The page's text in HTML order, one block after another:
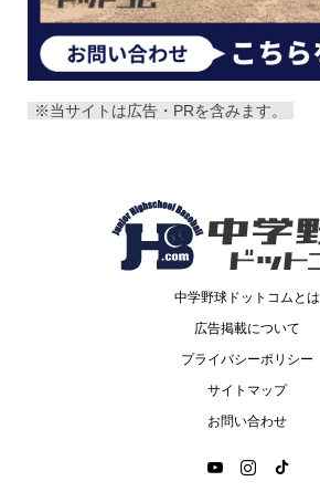
※当サイトは広告・PRを含みます。
中学野球ドットコムとは
広告掲載について
プライバシーポリシー
サイトマップ
お問い合わせ